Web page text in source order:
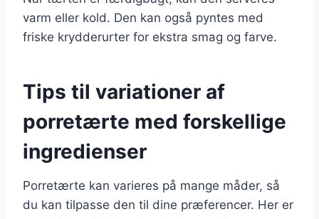
varm eller kold. Den kan også pyntes med
friske krydderurter for ekstra smag og farve.
Tips til variationer af
porretærte med forskellige
ingredienser
Porretærte kan varieres på mange måder, så
du kan tilpasse den til dine præferencer. Her er